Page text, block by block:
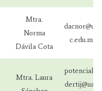
Mtra.
Norma
Dávila Cota
dacnor@uab
c.edu.mx
Mtra. Laura
potenciales.
dertij@uabc